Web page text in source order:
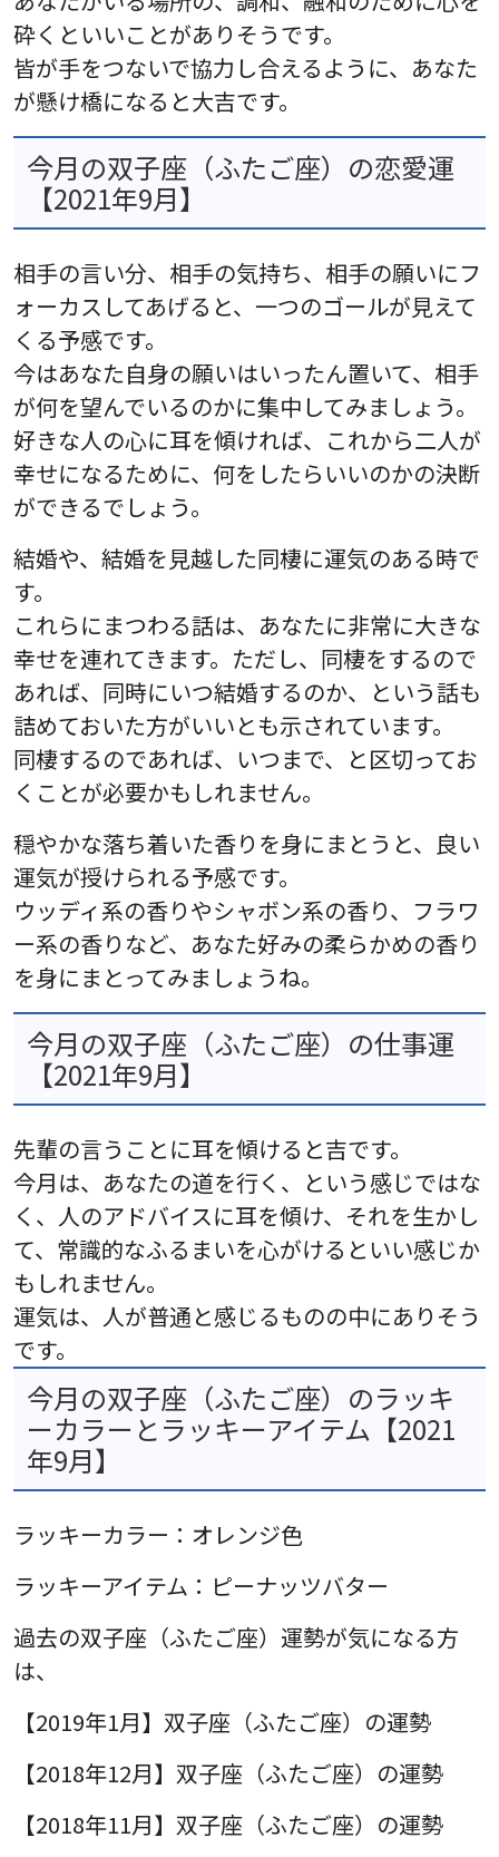
砕くといいことがありそうです。
皆が手をつないで協力し合えるように、あなた
が懸け橋になると大吉です。
今月の双子座（ふたご座）の恋愛運
【2021年9月】
相手の言い分、相手の気持ち、相手の願いにフ
ォーカスしてあげると、一つのゴールが見えて
くる予感です。
今はあなた自身の願いはいったん置いて、相手
が何を望んでいるのかに集中してみましょう。
好きな人の心に耳を傾ければ、これから二人が
幸せになるために、何をしたらいいのかの決断
ができるでしょう。
結婚や、結婚を見越した同棲に運気のある時で
す。
これらにまつわる話は、あなたに非常に大きな
幸せを連れてきます。ただし、同棲をするので
あれば、同時にいつ結婚するのか、という話も
詰めておいた方がいいとも示されています。
同棲するのであれば、いつまで、と区切ってお
くことが必要かもしれません。
穏やかな落ち着いた香りを身にまとうと、良い
運気が授けられる予感です。
ウッディ系の香りやシャボン系の香り、フラワ
ー系の香りなど、あなた好みの柔らかめの香り
を身にまとってみましょうね。
今月の双子座（ふたご座）の仕事運
【2021年9月】
先輩の言うことに耳を傾けると吉です。
今月は、あなたの道を行く、という感じではな
く、人のアドバイスに耳を傾け、それを生かし
て、常識的なふるまいを心がけるといい感じか
もしれません。
運気は、人が普通と感じるものの中にありそう
です。
今月の双子座（ふたご座）のラッキ
ーカラーとラッキーアイテム【2021
年9月】
ラッキーカラー：オレンジ色
ラッキーアイテム：ピーナッツバター
過去の双子座（ふたご座）運勢が気になる方
は、
【2019年1月】双子座（ふたご座）の運勢
【2018年12月】双子座（ふたご座）の運勢
【2018年11月】双子座（ふたご座）の運勢